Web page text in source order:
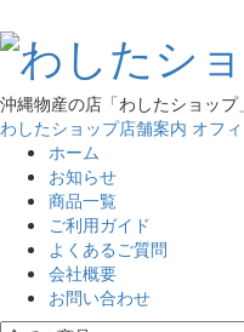
沖縄物産の店「わしたショッ
わしたショップ店舗案内 オフ
ホーム
お知らせ
商品一覧
ご利用ガイド
よくあるご質問
会社概要
お問い合わせ